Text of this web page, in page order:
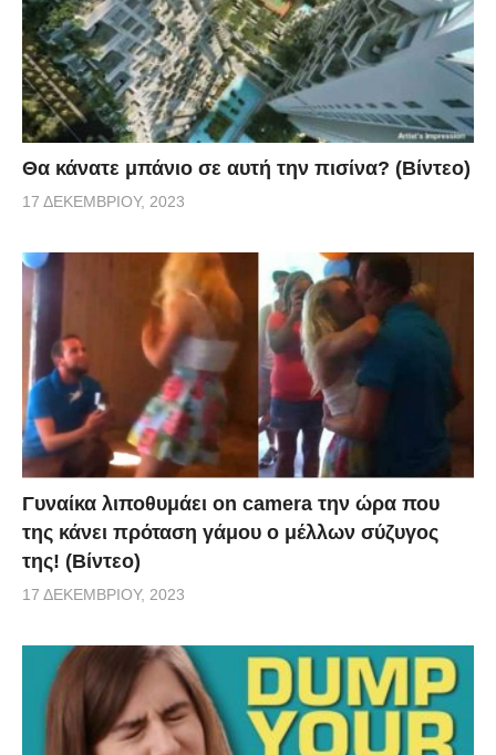
Θα κάνατε μπάνιο σε αυτή την πισίνα? (Βίντεο)
17 ΔΕΚΕΜΒΡΊΟΥ, 2023
Γυναίκα λιποθυμάει on camera την ώρα που
της κάνει πρόταση γάμου ο μέλλων σύζυγος
της! (Βίντεο)
17 ΔΕΚΕΜΒΡΊΟΥ, 2023